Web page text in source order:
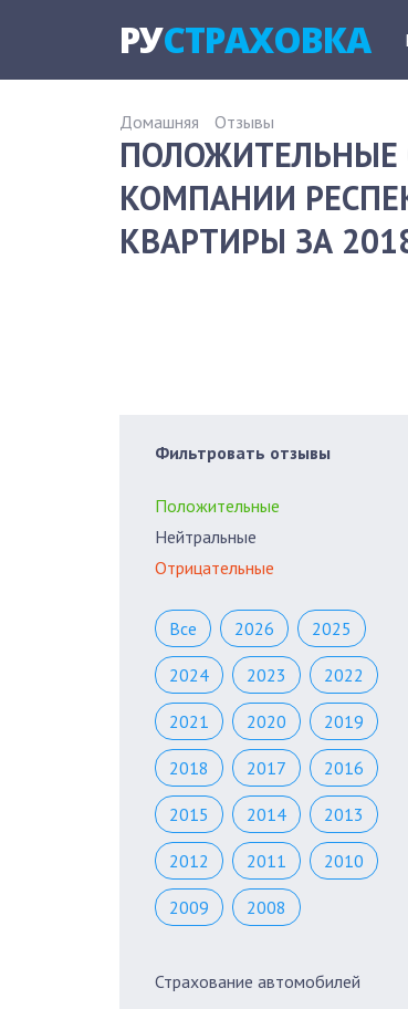
РУСТРАХОВКА
Домашняя Отзывы
ПОЛОЖИТЕЛЬНЫЕ
КОМПАНИИ
КВАРТИРЫ ЗА
Фильтровать отзывы
Положительные
Нейтральные
Отрицательные
Все 2026 2025
2024 2023 2022
2021 2020 2019
2018 2017 2016
2015 2014 2013
2012 2011 2010
2009 2008
Страхование автомобилей